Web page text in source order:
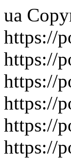
ua
https://
https://
https://
https://
https://
https://